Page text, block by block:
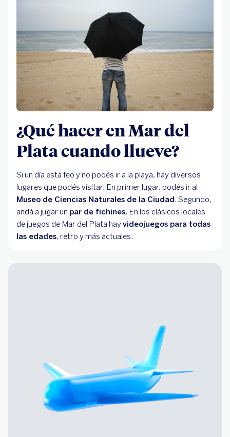
¿Qué hacer en Mar del
Plata cuando llueve?
Si un día está feo y no podés ir a la playa, hay diversos
lugares que podés visitar. En primer lugar, podés ir al
Museo de Ciencias Naturales de la Ciudad. Segundo,
andá a jugar un par de fichines. En los clásicos locales
de juegos de Mar del Plata hayvideojuegos para todas
las edades, retro y más actuales.